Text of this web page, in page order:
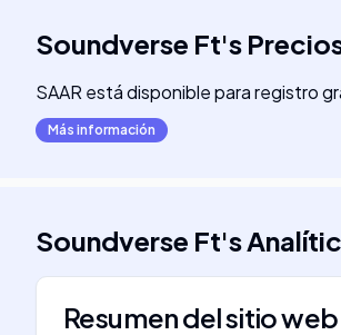
Soundverse Ft's
SAAR está disponible para registro
Más información
Soundverse Ft's
Resumen del sitio web